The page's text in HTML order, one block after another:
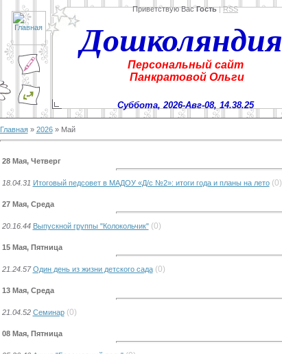
Приветствую Вас Гость |RSS
Дошколяндия
Персональный сайт
Панкратовой Ольги
Суббота, 2026-Авг-08, 14.38.25
Главная» 2026 » Май
28 Мая, Четверг
18.04.31 Итоговый педсовет в МАДОУ «Д/с №2»: итоги года и планы на лето (0)
27 Мая, Среда
20.16.44 Выпускной группы "Колокольчик" (0)
15 Мая, Пятница
21.24.57 Один день из жизни детского сада (0)
13 Мая, Среда
21.04.52 Семинар (0)
08 Мая, Пятница